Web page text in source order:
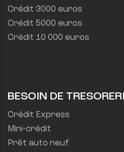
Crédit 3000 euros
Crédit 5000 euros
Crédit 10 000 euros
BESOIN DE
Crédit Express
Mini-crédit
Prêt auto neuf